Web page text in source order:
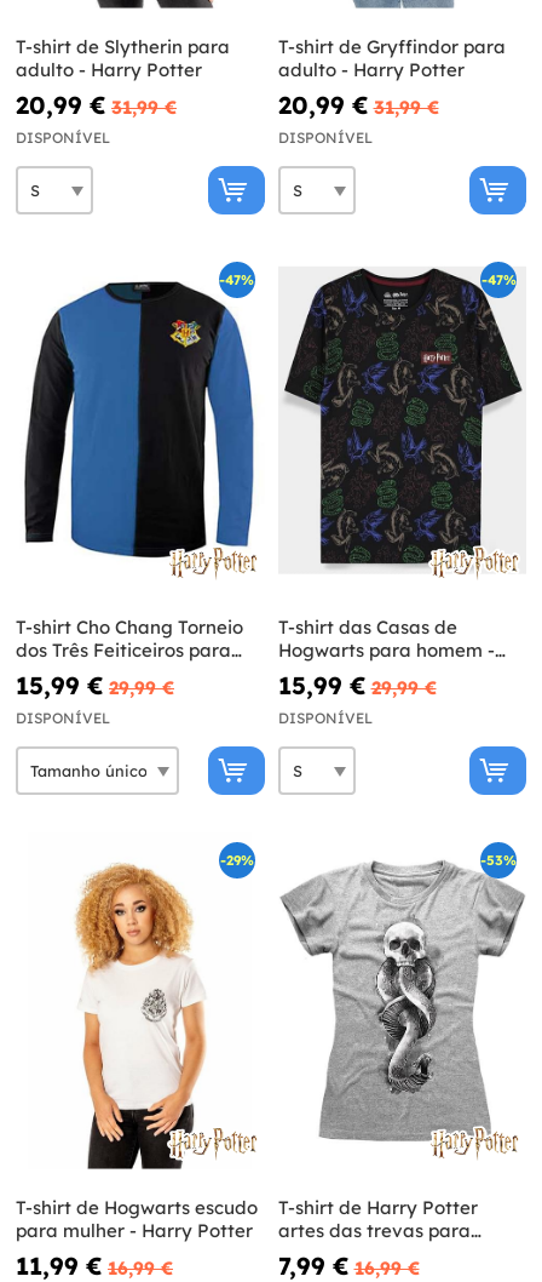
T-shirt de Slytherin para
adulto - Harry Potter
20,99 € 31,99 €
DISPONÍVEL
T-shirt de Gryffindor para
adulto - Harry Potter
20,99 € 31,99 €
DISPONÍVEL
-47%
T-shirt Cho Chang Torneio
dos Três Feiticeiros para
meninos - Harry Potter
15,99 € 29,99 €
DISPONÍVEL
-47%
T-shirt das Casas de
Hogwarts para homem -
Harry Potter
15,99 € 29,99 €
DISPONÍVEL
-29%
T-shirt de Hogwarts escudo
para mulher - Harry Potter
11,99 € 16,99 €
-53%
T-shirt de Harry Potter
artes das trevas para
mulher
7,99 € 16,99 €